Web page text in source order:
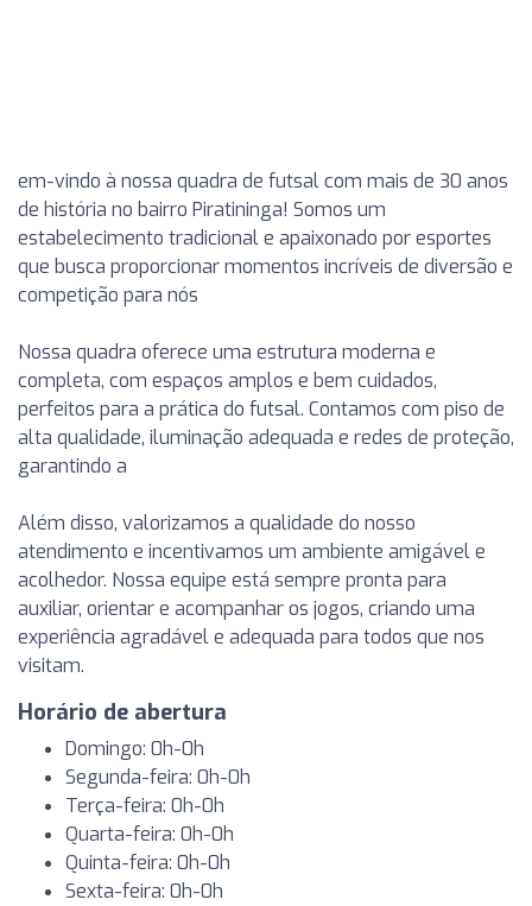
em-vindo à nossa quadra de futsal com mais de 30 anos
de história no bairro Piratininga! Somos um
estabelecimento tradicional e apaixonado por esportes
que busca proporcionar momentos incríveis de diversão e
competição para nós
Nossa quadra oferece uma estrutura moderna e
completa, com espaços amplos e bem cuidados,
perfeitos para a prática do futsal. Contamos com piso de
alta qualidade, iluminação adequada e redes de proteção,
garantindo a
Além disso, valorizamos a qualidade do nosso
atendimento e incentivamos um ambiente amigável e
acolhedor. Nossa equipe está sempre pronta para
auxiliar, orientar e acompanhar os jogos, criando uma
experiência agradável e adequada para todos que nos
visitam.
Horário de abertura
Domingo: 0h-0h
Segunda-feira: 0h-0h
Terça-feira: 0h-0h
Quarta-feira: 0h-0h
Quinta-feira: 0h-0h
Sexta-feira: 0h-0h